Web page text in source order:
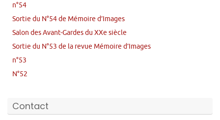
n°54
Sortie du N°54 de Mémoire d’Images
Salon des Avant-Gardes du XXe siècle
Sortie du N°53 de la revue Mémoire d’Images
n°53
N°52
Contact